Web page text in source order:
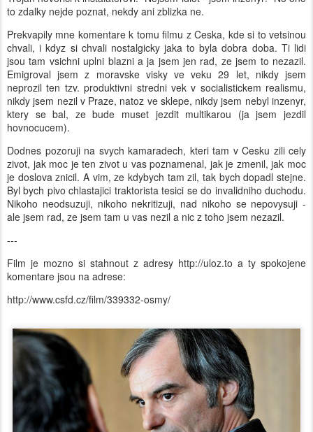
to zdalky nejde poznat, nekdy ani zblizka ne.
Prekvapily mne komentare k tomu filmu z Ceska, kde si to vetsinou
chvali, i kdyz si chvali nostalgicky jaka to byla dobra doba. Ti lidi
jsou tam vsichni uplni blazni a ja jsem jen rad, ze jsem to nezazil.
Emigroval jsem z moravske visky ve veku 29 let, nikdy jsem
neprozil ten tzv. produktivni stredni vek v socialistickem realismu,
nikdy jsem nezil v Praze, natoz ve sklepe, nikdy jsem nebyl inzenyr,
ktery se bal, ze bude muset jezdit multikarou (ja jsem jezdil
hovnocucem).
Dodnes pozoruji na svych kamaradech, kteri tam v Cesku zili cely
zivot, jak moc je ten zivot u vas poznamenal, jak je zmenil, jak moc
je doslova znicil. A vim, ze kdybych tam zil, tak bych dopadl stejne.
Byl bych pivo chlastajici traktorista tesici se do invalidniho duchodu.
Nikoho neodsuzuji, nikoho nekritizuji, nad nikoho se nepovysuji -
ale jsem rad, ze jsem tam u vas nezil a nic z toho jsem nezazil.
---
Film je mozno si stahnout z adresy http://uloz.to a ty spokojene
komentare jsou na adrese:
http://www.csfd.cz/film/339332-osmy/